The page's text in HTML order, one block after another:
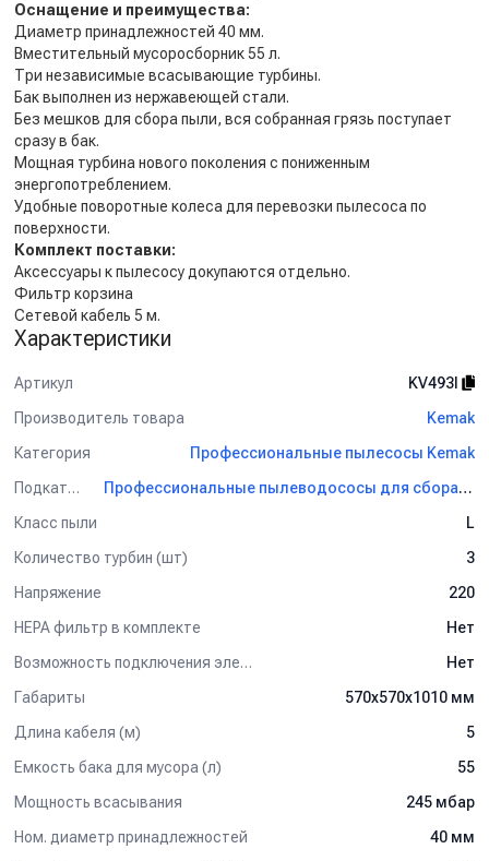
Оснащение и преимущества:
Диаметр принадлежностей 40 мм.
Вместительный мусоросборник 55 л.
Три независимые всасывающие турбины.
Бак выполнен из нержавеющей стали.
Без мешков для сбора пыли, вся собранная грязь поступает
сразу в бак.
Мощная турбина нового поколения с пониженным
энергопотреблением.
Удобные поворотные колеса для перевозки пылесоса по
поверхности.
Комплект поставки:
Аксессуары к пылесосу докупаются отдельно.
Фильтр корзина
Сетевой кабель 5 м.
Характеристики
Артикул
KV493I
Производитель товара
Kemak
Категория
Профессиональные пылесосы Kemak
Подкатегория
Профессиональные пылеводососы для сбора сухой и жидкой грязи Kemak
Класс пыли
L
Количество турбин (шт)
3
Напряжение
220
HEPA фильтр в комплекте
Нет
Возможность подключения электрощетки
Нет
Габариты
570х570х1010 мм
Длина кабеля (м)
5
Емкость бака для мусора (л)
55
Мощность всасывания
245 мбар
Ном. диаметр принадлежностей
40 мм